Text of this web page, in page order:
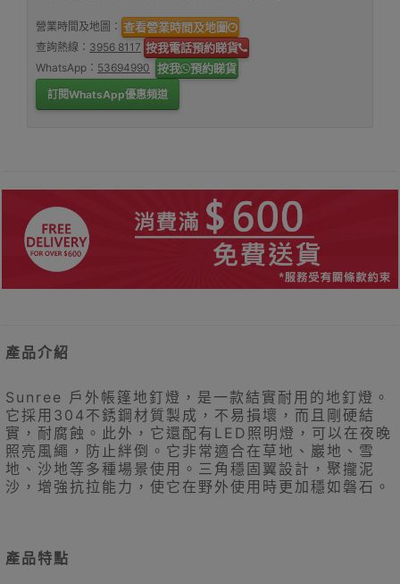
營業時間及地圖： 查看營業時間及地圖
查詢熱線： 3956 8117 按我電話預約睇貨
WhatsApp： 53694990 按我 預約睇貨
訂閱WhatsApp優惠頻道
產品介紹
Sunree 戶外帳篷地釘燈，是一款結實耐用的地釘燈。
它採用304不銹鋼材質製成，不易損壞，而且剛硬結
實，耐腐蝕。此外，它還配有LED照明燈，可以在夜晚
照亮風繩，防止絆倒。它非常適合在草地、巖地、雪
地、沙地等多種場景使用。三角穩固翼設計，聚攏泥
沙，增強抗拉能力，使它在野外使用時更加穩如磐石。
產品特點